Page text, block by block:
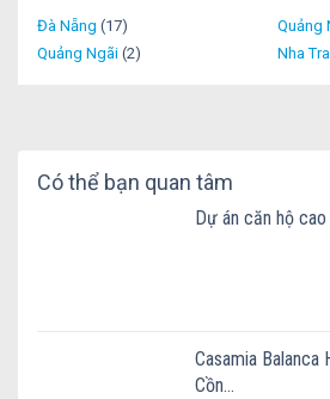
Đà Nẵng (17) Quảng
Quảng Ngãi (2) Nha
Có thể bạn quan tâm
Dự án căn hộ
Casamia Balanca
Cồn...